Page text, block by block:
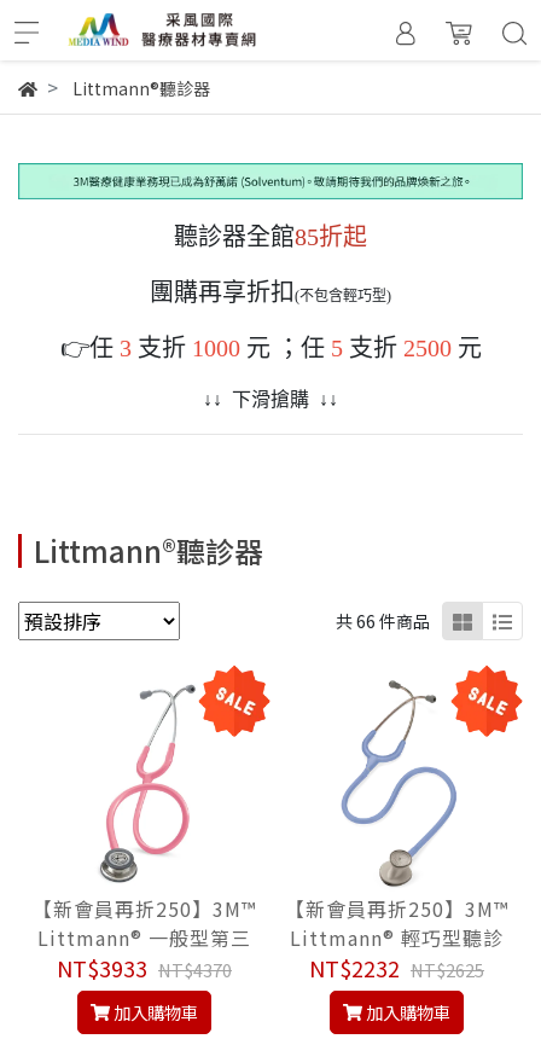
Littmann®聽診器
聽診器全館85折起
團購再享折扣 (不包含輕巧型)
👉任 3支折 1000 元 ；任 5支折 2500元
↓↓ 下滑搶購 ↓↓
Littmann®聽診器
共 66 件商品
【新會員再折250】3M™
Littmann® 一般型第三
代 5633, 銀珠紅色管, Cl
assic III™ Stethoscop
e, 聽診器
NT$3933 NT$4370
加入購物車
【新會員再折250】3M™
Littmann® 輕巧型聽診
器 2454, 水霧藍色管, Li
ghtweight II S.E.™ Ste
thoscope
NT$2232 NT$2625
加入購物車